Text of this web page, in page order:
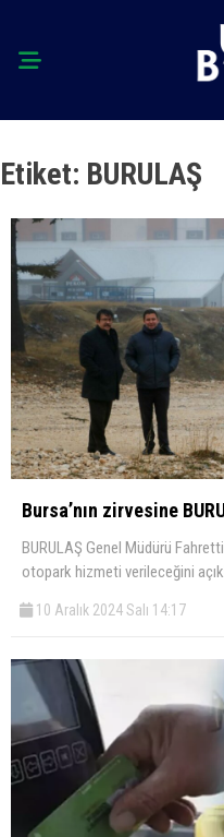
Etiket: BURULAŞ
Bursa’nın zirvesine
BURULAŞ Genel Müdürü
otopark hizmeti verileceğini
10 Aralık 2024 Salı 14:17